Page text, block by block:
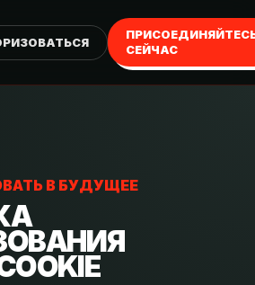
СЕЙЧАС
В БУДУЩЕЕ